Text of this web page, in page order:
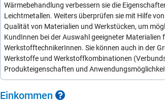
Wärmebehandlung verbessern sie die
Leichtmetallen. Weiters überprüfen sie mit Hilfe
Qualität von Materialien und Werkstücken, um
KundInnen bei der Auswahl geeigneter
WerkstofftechnikerInnen. Sie können auch in der
Werkstoffe und Werkstoffkombinationen
Produkteigenschaften und
Ein­kom­men